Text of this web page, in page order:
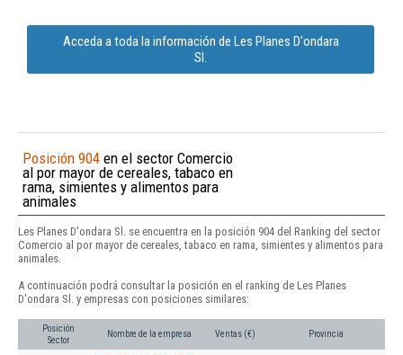
Acceda a toda la información de Les Planes D'ondara
Sl.
Posición 904 en el sector Comercio
al por mayor de cereales, tabaco en
rama, simientes y alimentos para
animales
Les Planes D'ondara Sl. se encuentra en la posición 904 del Ranking del sector
Comercio al por mayor de cereales, tabaco en rama, simientes y alimentos para
animales.
A continuación podrá consultar la posición en el ranking de Les Planes
D'ondara Sl. y empresas con posiciones similares:
Posición
Sector
Nombre de la empresa Ventas (€) Provincia